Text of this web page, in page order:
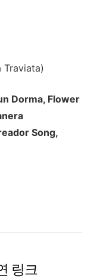
Traviata)
Dorma, Flower
Song,
링크